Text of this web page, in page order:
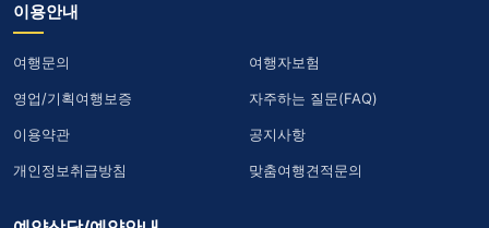
이용안내
여행문의 여행자보험
영업/기획여행보증 자주하는 질문(FAQ)
이용약관 공지사항
개인정보취급방침 맞춤여행견적문의